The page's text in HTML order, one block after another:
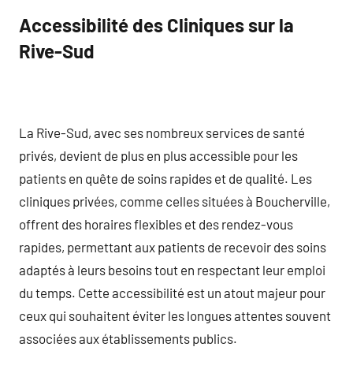
Accessibilité des Cliniques sur la
Rive-Sud
La Rive-Sud, avec ses nombreux services de santé
privés, devient de plus en plus accessible pour les
patients en quête de soins rapides et de qualité. Les
cliniques privées, comme celles situées à Boucherville,
offrent des horaires flexibles et des rendez-vous
rapides, permettant aux patients de recevoir des soins
adaptés à leurs besoins tout en respectant leur emploi
du temps. Cette accessibilité est un atout majeur pour
ceux qui souhaitent éviter les longues attentes souvent
associées aux établissements publics.